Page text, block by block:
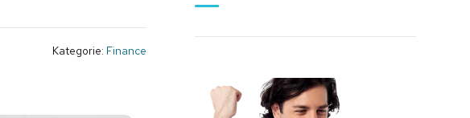
Kategorie: Finance